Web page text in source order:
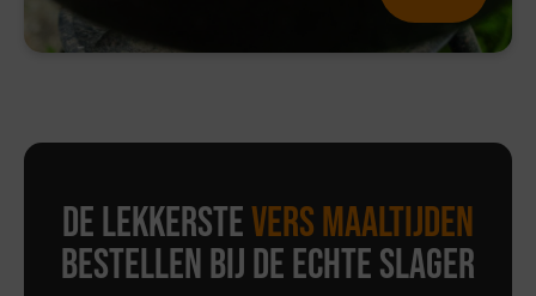
De lekkerstevers maaltijden
bestellen bij de echte slager